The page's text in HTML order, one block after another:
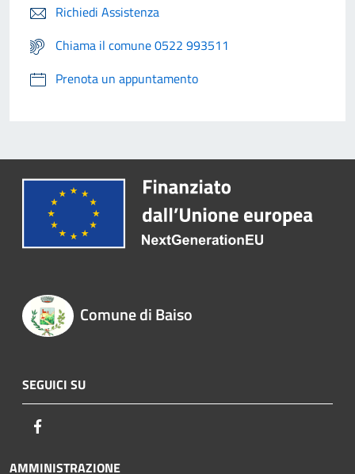
Richiedi Assistenza
Chiama il comune 0522 993511
Prenota un appuntamento
Comune di Baiso
SEGUICI SU
AMMINISTRAZIONE